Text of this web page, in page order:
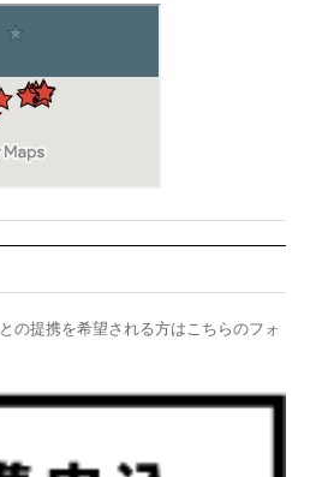
の提携を希望される方はこちらのフォ